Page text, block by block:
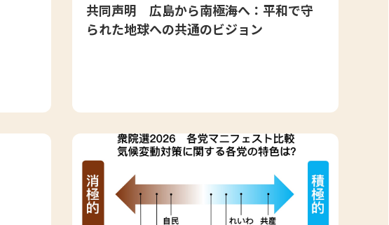
共同声明 広島から南極海へ：平和で守
られた地球への共通のビジョン